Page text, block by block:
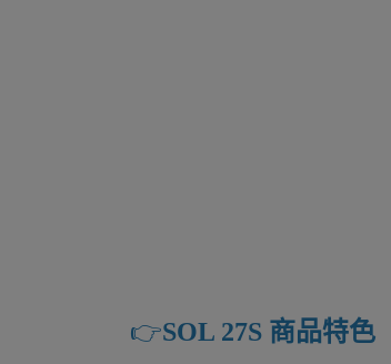
👉️SOL 27S 商品特色